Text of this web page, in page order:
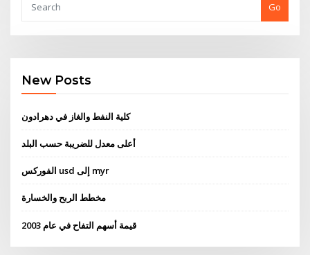
Go
New Posts
كلية النفط والغاز في دهرادون
أعلى معدل للضريبة حسب البلد
الفوركس usd إلى myr
مخطط الربح والخسارة
قيمة أسهم التفاح في عام 2003